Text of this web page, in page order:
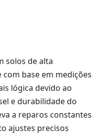
solos de alta
base em medições
lógica devido ao
e durabilidade do
a reparos constantes
ajustes precisos